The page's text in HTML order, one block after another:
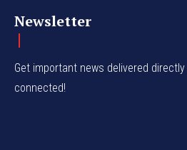
Newsletter
Get important news delivered
connected!